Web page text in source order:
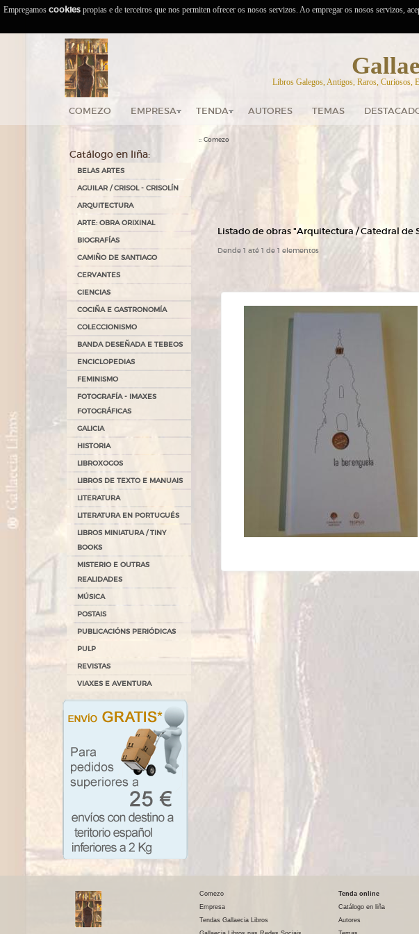
Libros Galegos, Antigos, Raros, Curiosos,
COMEZO EMPRESA TENDA AUTORES TEMAS
Catálogo en liña:
BELAS ARTES
AGUILAR / CRISOL - CRISOLÍN
ARQUITECTURA
ARTE: OBRA ORIXINAL
BIOGRAFÍAS
CAMIÑO DE SANTIAGO
CERVANTES
CIENCIAS
COCIÑA E GASTRONOMÍA
COLECCIONISMO
BANDA DESEÑADA E TEBEOS
ENCICLOPEDIAS
FEMINISMO
FOTOGRAFÍA - IMAXES
FOTOGRÁFICAS
GALICIA
HISTORIA
LIBROXOGOS
LIBROS DE TEXTO E MANUAIS
LITERATURA
LITERATURA EN PORTUGUÉS
LIBROS MINIATURA / TINY
BOOKS
MISTERIO E OUTRAS
REALIDADES
MÚSICA
POSTAIS
PUBLICACIÓNS PERIÓDICAS
PULP
REVISTAS
VIAXES E AVENTURA
:: Comezo
Listado de obras "Arquitectura / Catedral de
Dende 1 até 1 de 1 elementos
Comezo
Empresa
Tendas Gallaecia Libros
Tenda online
Catálogo en liña
Autores
Empregamos cookies propias e de terceiros que nos permiten ofrecer os nosos servizos. Ao empregar os nosos servizos,